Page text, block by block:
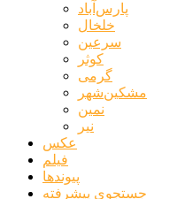
پارس‌آباد
خلخال
سرعین
کوثر
گرمی
مشکین‌شهر
نمین
نیر
عکس
فیلم
پیوندها
جستجوی پیشرفته